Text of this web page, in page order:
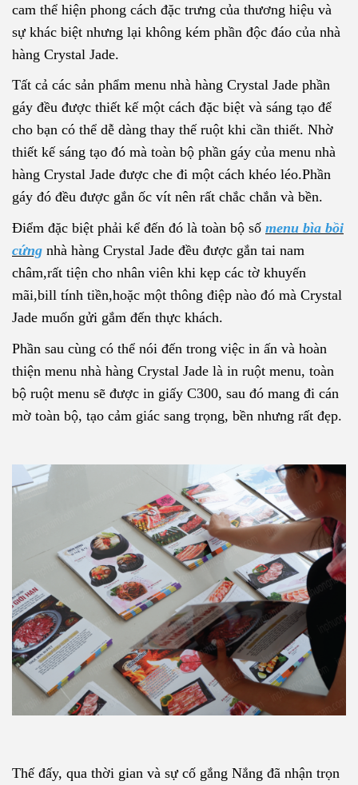
cam thể hiện phong cách đặc trưng của thương hiệu và
sự khác biệt nhưng lại không kém phần độc đáo của nhà
hàng Crystal Jade.
Tất cả các sản phẩm menu nhà hàng Crystal Jade phần
gáy đều được thiết kế một cách đặc biệt và sáng tạo để
cho bạn có thể dễ dàng thay thế ruột khi cần thiết. Nhờ
thiết kế sáng tạo đó mà toàn bộ phần gáy của menu nhà
hàng Crystal Jade được che đi một cách khéo léo.Phần
gáy đó đều được gắn ốc vít nên rất chắc chắn và bền.
Điểm đặc biệt phải kể đến đó là toàn bộ số menu bìa bồi
cứng nhà hàng Crystal Jade đều được gắn tai nam
châm,rất tiện cho nhân viên khi kẹp các tờ khuyến
mãi,bill tính tiền,hoặc một thông điệp nào đó mà Crystal
Jade muốn gửi gắm đến thực khách.
Phần sau cùng có thể nói đến trong việc in ấn và hoàn
thiện menu nhà hàng Crystal Jade là in ruột menu, toàn
bộ ruột menu sẽ được in giấy C300, sau đó mang đi cán
mờ toàn bộ, tạo cảm giác sang trọng, bền nhưng rất đẹp.
Thế đấy, qua thời gian và sự cố gắng Nắng đã nhận trọn